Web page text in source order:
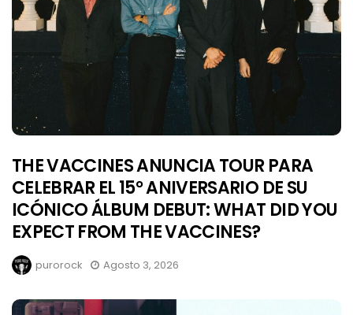
THE VACCINES ANUNCIA TOUR PARA
CELEBRAR EL 15° ANIVERSARIO DE SU
ICÓNICO ÁLBUM DEBUT: WHAT DID YOU
EXPECT FROM THE VACCINES?
purorock Agosto 3, 2026